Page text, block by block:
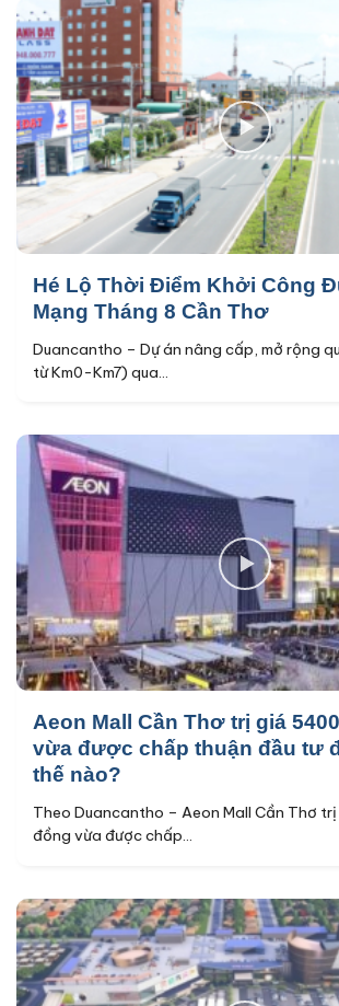
Hé Lộ Thời Điểm Khởi Công
Mạng Tháng 8 Cần Thơ
Duancantho – Dự án nâng cấp, mở rộng
từ Km0-Km7) qua...
Aeon Mall Cần Thơ trị giá
vừa được chấp thuận đầu tư
thế nào?
Theo Duancantho – Aeon Mall Cần Thơ
đồng vừa được chấp...